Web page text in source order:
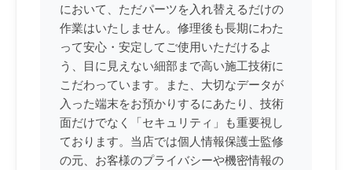
において、ただパーツを入れ替えるだけの
作業はいたしません。修理後も長期にわた
って安心・安定してご使用いただけるよ
う、目に見えない細部まで高い施工技術に
こだわっています。また、大切なデータが
入った端末をお預かりするにあたり、技術
面だけでなく「セキュリティ」も重要視し
ております。当店では個人情報保護士監修
の元、お客様のプライバシーや機密情報の